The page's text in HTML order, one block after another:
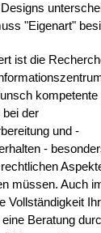
"Eigenart"
ist die
kompetente
bei der
und -
-
müssen. Auch
Vollständigkeit
Beratung